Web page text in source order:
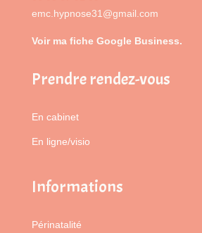
emc.hypnose31@gmail.com
Voir ma fiche Google Business.
Prendre rendez-vous
En cabinet
En ligne/visio
Informations
Périnatalité